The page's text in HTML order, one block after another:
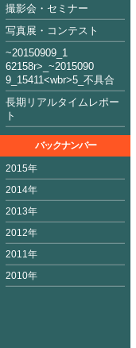
撮影会・セミナー
写真展・コンテスト
~20150909_1
62158r>_~2015090
9_15411<wbr>5_不具合
長期リアルタイムレポー
ト
バックナンバー
2015年
2014年
2013年
2012年
2011年
2010年